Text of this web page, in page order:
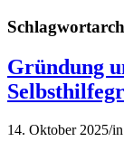
Gründung
14. Oktober 2025/in